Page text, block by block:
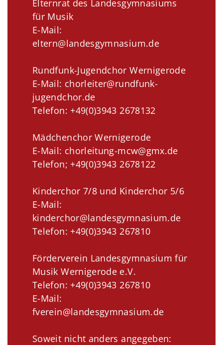
Elternrat des Landesgymnasiums
für Musik
E-Mail:
eltern@landesgymnasium.de
Rundfunk-Jugendchor Wernigerode
E-Mail: chorleiter@rundfunk-
jugendchor.de
Telefon: +49(0)3943 2678132
Mädchenchor Wernigerode
E-Mail: chorleitung-mcw@gmx.de
Telefon; +49(0)3943 2678122
Kinderchor 7/8 und Kinderchor 5/6
E-Mail:
kinderchor@landesgymnasium.de
Telefon: +49(0)3943 267810
Förderverein Landesgymnasium für
Musik Wernigerode e.V.
Telefon: +49(0)3943 267810
E-Mail:
fverein@landesgymnasium.de
Soweit nicht anders angegeben: